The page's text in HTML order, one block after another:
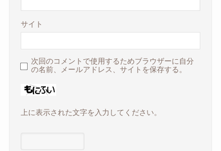
サイト
次回のコメントで使用するためブラウザーに自分
の名前、メールアドレス、サイトを保存する。
上に表示された文字を入力してください。